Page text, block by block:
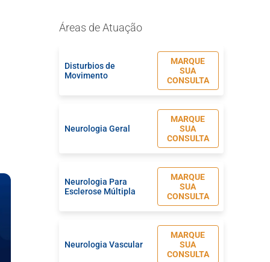
Áreas de Atuação
Disturbios de
Movimento
MARQUE
SUA
CONSULTA
Neurologia Geral
MARQUE
SUA
CONSULTA
Neurologia Para
Esclerose Múltipla
MARQUE
SUA
CONSULTA
Neurologia Vascular
MARQUE
SUA
CONSULTA